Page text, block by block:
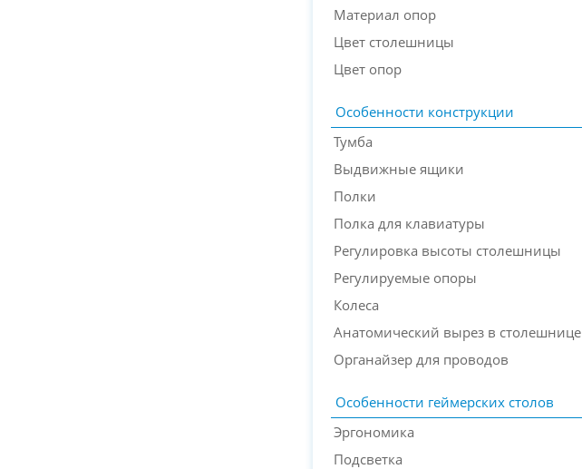
Материал опор
Цвет столешницы
Цвет опор
Особенности конструкции
Тумба
Выдвижные ящики
Полки
Полка для клавиатуры
Регулировка высоты столешницы
Регулируемые опоры
Колеса
Анатомический вырез в столешнице
Органайзер для проводов
Особенности геймерских столов
Эргономика
Подсветка